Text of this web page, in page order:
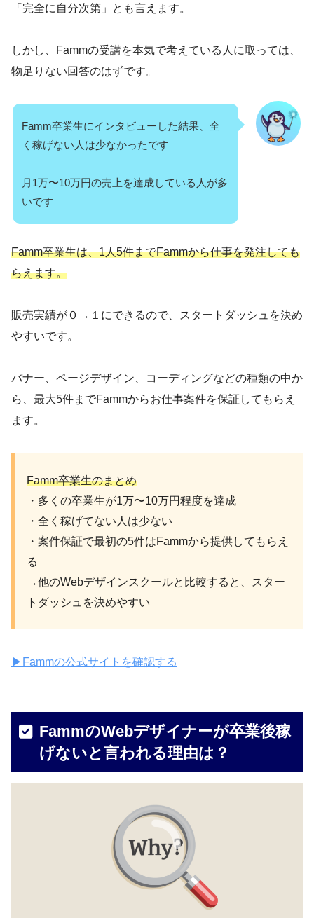
「完全に自分次第」とも言えます。
しかし、Fammの受講を本気で考えている人に取っては、
物足りない回答のはずです。
Famm卒業生にインタビューした結果、全
く稼げない人は少なかったです
月1万〜10万円の売上を達成している人が多
いです
Famm卒業生は、1人5件までFammから仕事を発注しても
らえます。
販売実績が０→１にできるので、スタートダッシュを決め
やすいです。
バナー、ページデザイン、コーディングなどの種類の中か
ら、最大5件までFammからお仕事案件を保証してもらえ
ます。
Famm卒業生のまとめ
・多くの卒業生が1万〜10万円程度を達成
・全く稼げてない人は少ない
・案件保証で最初の5件はFammから提供してもらえ
る
→他のWebデザインスクールと比較すると、スター
トダッシュを決めやすい
▶︎Fammの公式サイトを確認する
FammのWebデザイナーが卒業後稼
げないと言われる理由は？